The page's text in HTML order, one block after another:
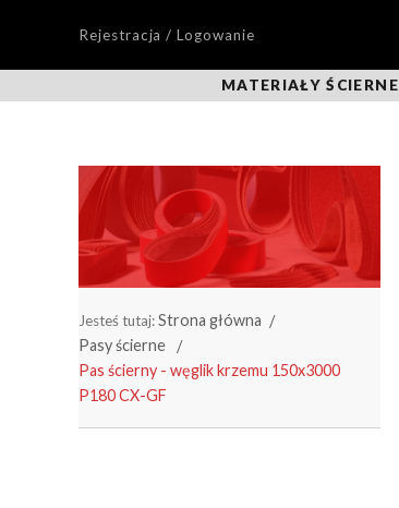
Rejestracja / Logowanie
MATERIAŁY ŚCIERNE
Jesteś tutaj:Strona główna
Pasy ścierne
Pas ścierny - węglik krzemu 150x3000
P180 CX-GF